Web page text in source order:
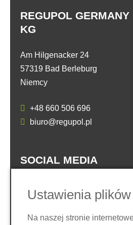
REGUPOL
KG
Am Hilgenacker 24
57319 Bad Berleburg
Niemcy
+48 660 506 696
biuro@regupol.pl
SOCIAL MEDIA
Ustawienia
Na naszej stronie